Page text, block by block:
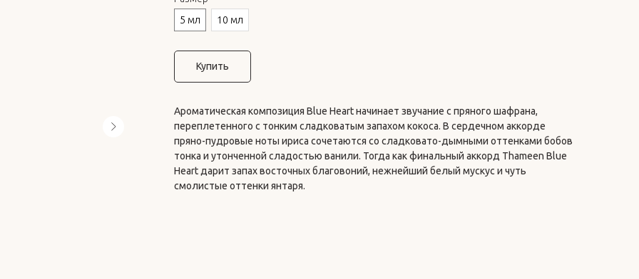
5 мл
10 мл
Купить
Ароматическая композиция Blue Heart начинает звучание с пряного шафрана,
переплетенного с тонким сладковатым запахом кокоса. В сердечном аккорде
пряно-пудровые ноты ириса сочетаются со сладковато-дымными оттенками бобов
тонка и утонченной сладостью ванили. Тогда как финальный аккорд Thameen Blue
Heart дарит запах восточных благовоний, нежнейший белый мускус и чуть
смолистые оттенки янтаря.